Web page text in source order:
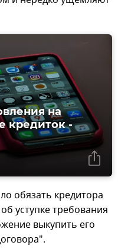
на
кредиток -
обязать кредитора
уступке требования
выкупить его